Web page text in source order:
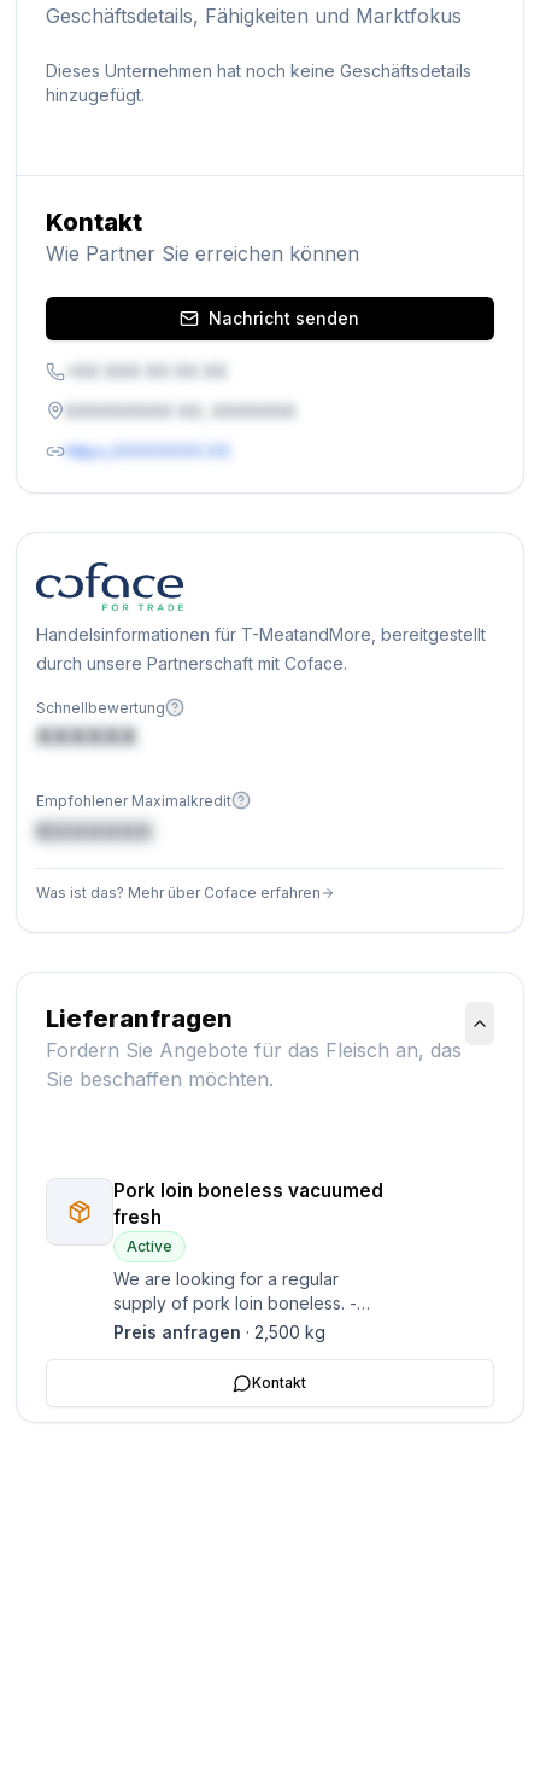
Geschäftsdetails, Fähigkeiten und Marktfokus
Dieses Unternehmen hat noch keine Geschäftsdetails
hinzugefügt.
Kontakt
Wie Partner Sie erreichen können
Nachricht senden
https://XXXXXXX.XX
Lieferanfragen
Fordern Sie Angebote für das Fleisch an, das
Sie beschaffen möchten.
Pork loin boneless vacuumed
fresh
Active
We are looking for a regular
supply of pork loin boneless. -
Quantity desired is approximately
Preis anfragen ·2,500 kg
Kontakt
Handelsinformationen für T-MeatandMore, bereitgestellt
durch unsere Partnerschaft mit Coface.
Schnellbewertung
XXXXXX
Empfohlener Maximalkredit
€XXXXXX
Was ist das? Mehr über Coface erfahren